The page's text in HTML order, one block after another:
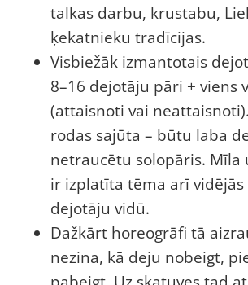
talkas darbu, krustabu,
ķekatnieku tradīcijas.
Visbiežāk izmantotais
8–16 dejotāju pāri + viens
(attaisnoti vai
rodas sajūta – būtu laba
netraucētu solopāris. Mīla
ir izplatīta tēma arī vidējās
dejotāju vidū.
Dažkārt horeogrāfi tā
nezina, kā deju nobeigt,